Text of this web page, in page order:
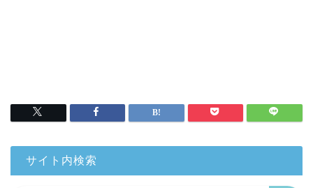
サイト内検索